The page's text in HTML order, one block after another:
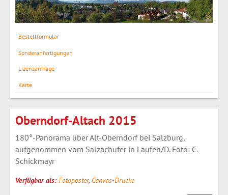
Bestellformular
Sonderanfertigungen
Lizenzanfrage
Karte
Oberndorf-Altach 2015
180°-Panorama über Alt-Oberndorf bei Salzburg,
aufgenommen vom Salzachufer in Laufen/D. Foto: C.
Schickmayr
Verfügbar als:Fotoposter, Canvas-Drucke